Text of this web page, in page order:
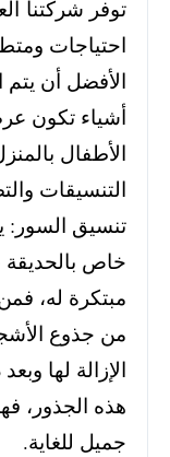
توفر شركتنا
احتياجات
الأفضل أن
أشياء تكون
الأطفال
التنسيقات
تنسيق السور:
خاص
مبتكرة له،
من جذوع
الإزالة لها
هذه الجذور،
جميل للغاية.